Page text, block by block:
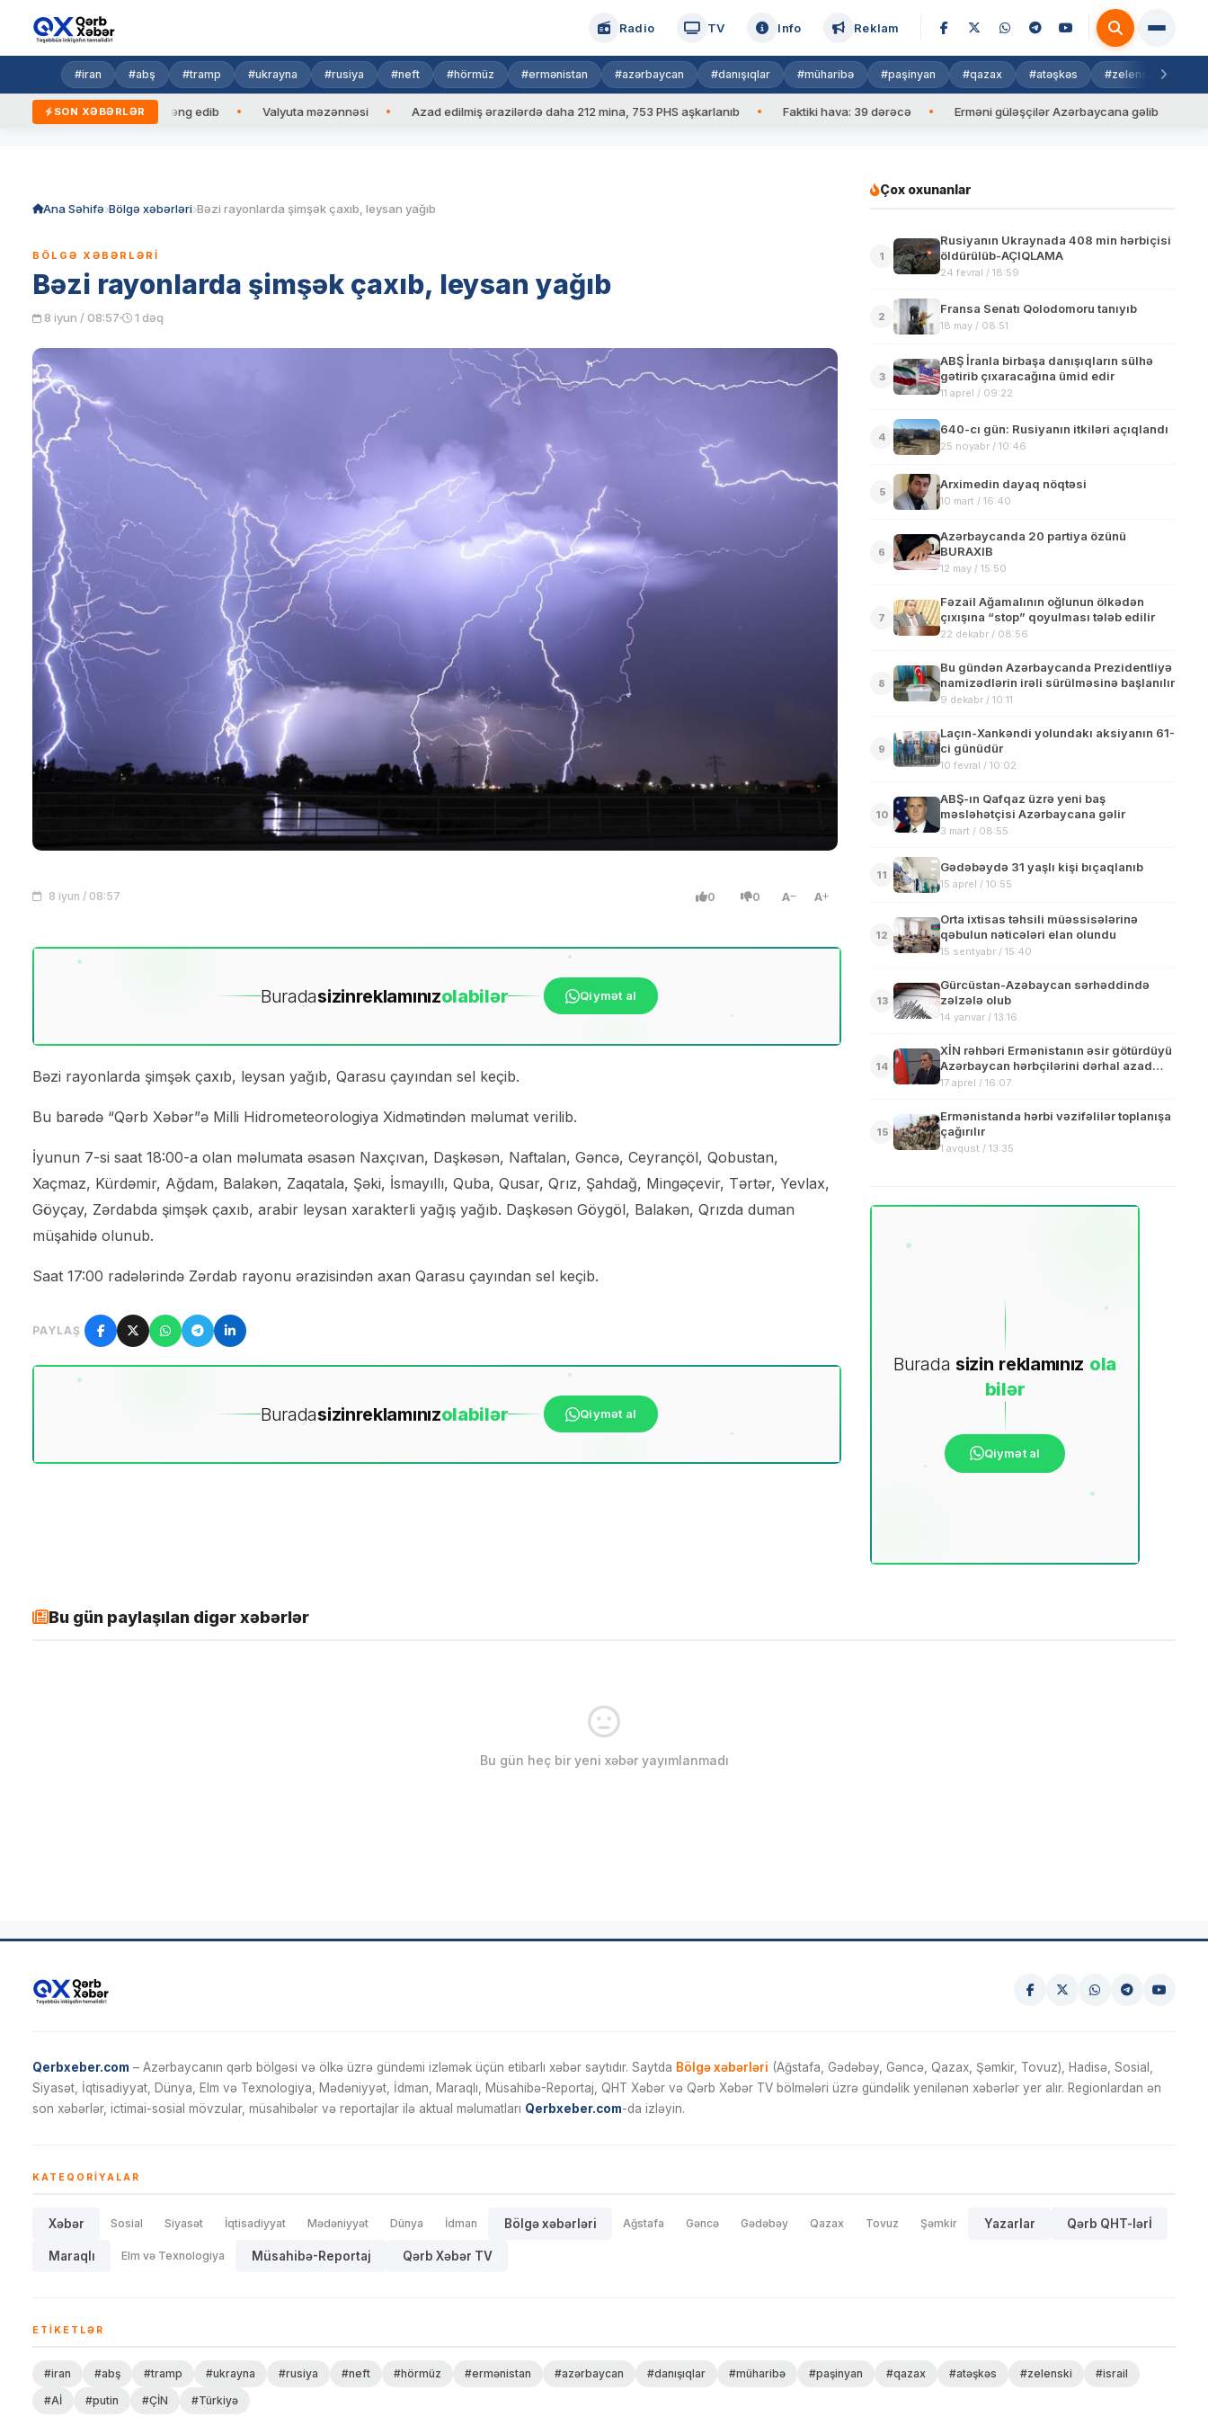
Radio TV Info Reklam
#iran #abş #tramp #ukrayna #rusiya #neft #hörmüz #ermənistan #azərbaycan #danışıqlar #müharibə #paşinyan #qazax #atəşkəs #zelenski
SON XƏBƏRLƏR
Prezidentinə zəng edib Valyuta məzənnəsi Azad edilmiş ərazilərdə daha 212 mina, 753 PHS aşkarlanıb Faktiki hava: 39 dərəcə Erməni güləşçilər Azərbaycana gəlib İlham
Ana Səhifə Bölgə xəbərləri Bəzi rayonlarda şimşək çaxıb, leysan yağıb
BÖLGƏ XƏBƏRLƏRI
Bəzi rayonlarda şimşək çaxıb, leysan yağıb
8 iyun / 08:57 1 dəq
8 iyun / 08:57 0 0 A A
Buradasizinreklamınızolabilər Qiymət al
Bəzi rayonlarda şimşək çaxıb, leysan yağıb, Qarasu çayından sel keçib.
Bu barədə “Qərb Xəbər”ə Milli Hidrometeorologiya Xidmətindən məlumat verilib.
İyunun 7-si saat 18:00-a olan məlumata əsasən Naxçıvan, Daşkəsən, Naftalan, Gəncə, Ceyrançöl, Qobustan,
Xaçmaz, Kürdəmir, Ağdam, Balakən, Zaqatala, Şəki, İsmayıllı, Quba, Qusar, Qrız, Şahdağ, Mingəçevir, Tərtər, Yevlax,
Göyçay, Zərdabda şimşək çaxıb, arabir leysan xarakterli yağış yağıb. Daşkəsən Göygöl, Balakən, Qrızda duman
müşahidə olunub.
Saat 17:00 radələrində Zərdab rayonu ərazisindən axan Qarasu çayından sel keçib.
PAYLAŞ
Buradasizinreklamınızolabilər Qiymət al
Çox oxunanlar
1
Rusiyanın Ukraynada 408 min hərbiçisi
öldürülüb-AÇIQLAMA
24 fevral / 18:59
2
Fransa Senatı Qolodomoru tanıyıb
18 may / 08:51
3
ABŞ İranla birbaşa danışıqların sülhə
gətirib çıxaracağına ümid edir
11 aprel / 09:22
4
640-cı gün: Rusiyanın itkiləri açıqlandı
25 noyabr / 10:46
5
Arximedin dayaq nöqtəsi
10 mart / 16:40
6
Azərbaycanda 20 partiya özünü
BURAXIB
12 may / 15:50
7
Fəzail Ağamalının oğlunun ölkədən
çıxışına “stop” qoyulması tələb edilir
22 dekabr / 08:56
8
Bu gündən Azərbaycanda Prezidentliyə
namizədlərin irəli sürülməsinə başlanılır
9 dekabr / 10:11
9
Laçın-Xankəndi yolundakı aksiyanın 61-
ci günüdür
10 fevral / 10:02
10
ABŞ-ın Qafqaz üzrə yeni baş
məsləhətçisi Azərbaycana gəlir
3 mart / 08:55
11
Gədəbəydə 31 yaşlı kişi bıçaqlanıb
15 aprel / 10:55
12
Orta ixtisas təhsili müəssisələrinə
qəbulun nəticələri elan olundu
15 sentyabr / 15:40
13
Gürcüstan-Azəbaycan sərhəddində
zəlzələ olub
14 yanvar / 13:16
14
XİN rəhbəri Ermənistanın əsir götürdüyü
Azərbaycan hərbçilərini dərhal azad
etməyə çağırıb
17 aprel / 16:07
15
Ermənistanda hərbi vəzifəlilər toplanışa
çağırılır
1 avqust / 13:35
Burada sizin reklamınız ola
bilər
Qiymət al
Bu gün paylaşılan digər xəbərlər
Bu gün heç bir yeni xəbər yayımlanmadı
Qerbxeber.com – Azərbaycanın qərb bölgəsi və ölkə üzrə gündəmi izləmək üçün etibarlı xəbər saytıdır. Saytda Bölgə xəbərləri (Ağstafa, Gədəbəy, Gəncə, Qazax, Şəmkir, Tovuz), Hadisə, Sosial,
Siyasət, İqtisadiyyat, Dünya, Elm və Texnologiya, Mədəniyyət, İdman, Maraqlı, Müsahibə-Reportaj, QHT Xəbər və Qərb Xəbər TV bölmələri üzrə gündəlik yenilənən xəbərlər yer alır. Regionlardan ən
son xəbərlər, ictimai-sosial mövzular, müsahibələr və reportajlar ilə aktual məlumatları Qerbxeber.com-da izləyin.
KATEQORIYALAR
Xəbər Sosial Siyasət İqtisadiyyat Mədəniyyət Dünya İdman Bölgə xəbərləri Ağstafa Gəncə Gədəbəy Qazax Tovuz Şəmkir Yazarlar Qərb QHT-lərİ
Maraqlı Elm və Texnologiya Müsahibə-Reportaj Qərb Xəbər TV
ETIKETLƏR
#iran #abş #tramp #ukrayna #rusiya #neft #hörmüz #ermənistan #azərbaycan #danışıqlar #müharibə #paşinyan #qazax #atəşkəs #zelenski
#israil
#Aİ
#putin #ÇİN #Türkiyə